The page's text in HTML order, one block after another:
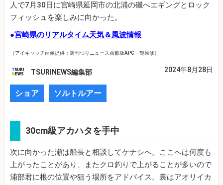
人で7月30日に宮崎県延岡市の北浦の磯へエギングとロック
フィッシュを楽しみに向かった。
●宮崎県のリアルタイム天気＆風波情報
（アイキャッチ画像提供：週刊つりニュース西部版APC・鶴原修）
TSURINEWS編集部 2024年8月28日
ショア ソルトルアー
30cm級アカハタを手中
次に向かった瀬は船長と相談してケナシへ。ここへは何度も
上がったことがあり、またクロ釣りで上がることが多いので
浦部君に根の位置や狙う場所をアドバイス。裏はアオリイカ